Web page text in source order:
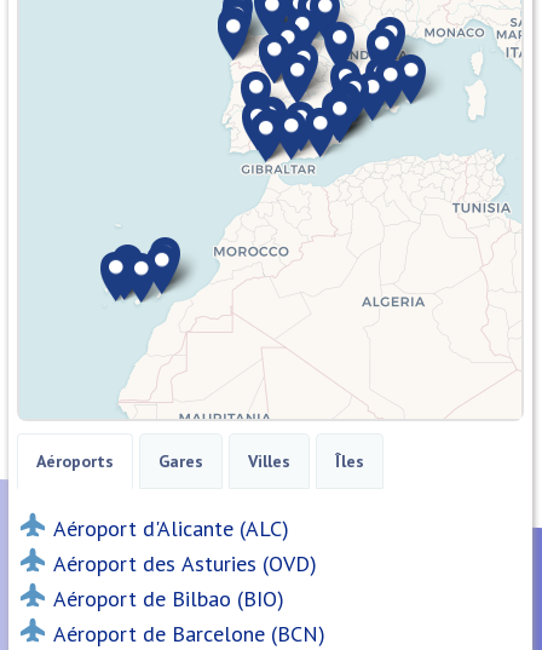
Aéroports Gares Villes Îles
Aéroport d'Alicante (ALC)
Aéroport des Asturies (OVD)
Aéroport de Bilbao (BIO)
Aéroport de Barcelone (BCN)